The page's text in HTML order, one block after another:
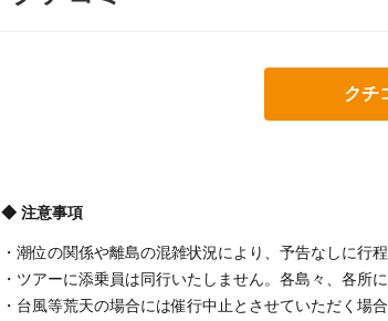
◆ 注意事項
・潮位の関係や離島の混雑状況により、予告なしに行
・ツアーに添乗員は同行いたしません。各島々、各所
・台風等荒天の場合には催行中止とさせていただく場合